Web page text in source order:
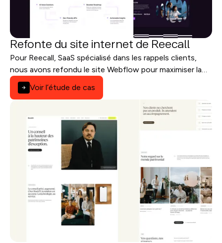
Refonte du site internet de Reecall
Pour Reecall, SaaS spécialisé dans les rappels clients,
nous avons refondu le site Webflow pour maximiser la
conversion et structurer une stratégie SEO durable.
Voir l’étude de cas